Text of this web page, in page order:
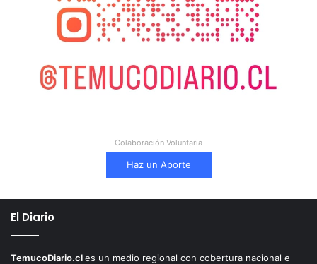
Colaboración Voluntaria
Haz un Aporte
El Diario
TemucoDiario.cles un medio regional con cobertura nacional e